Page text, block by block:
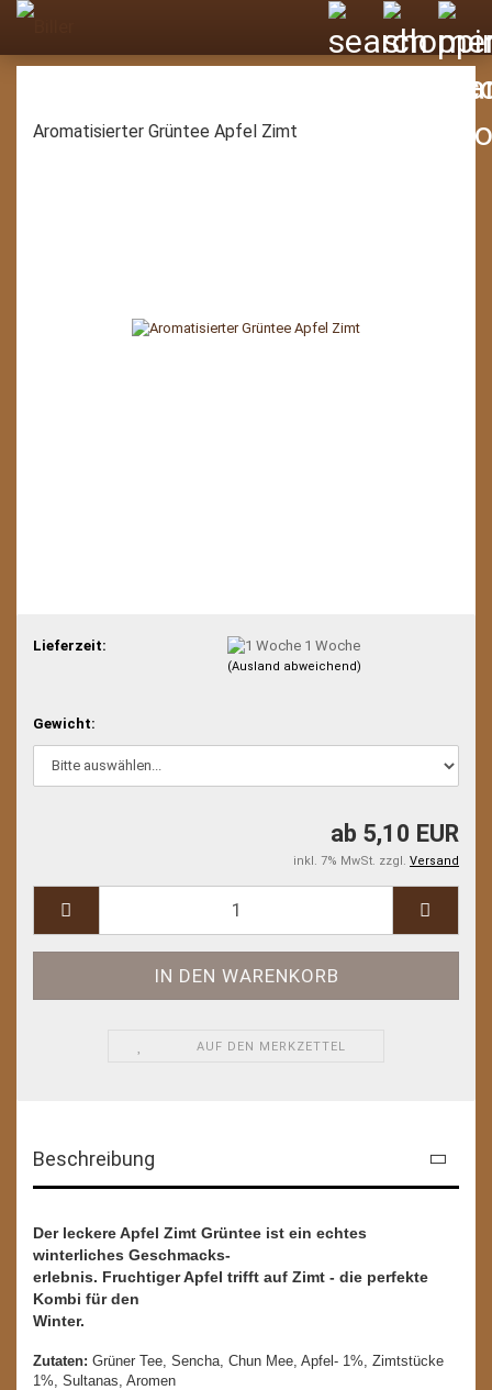
Aromatisierter Grüntee Apfel Zimt
Lieferzeit: 1 Woche
(Ausland abweichend)
Gewicht:
ab 5,10 EUR
inkl. 7% MwSt. zzgl. Versand
AUF DEN MERKZETTEL
Beschreibung
Der leckere Apfel Zimt Grüntee ist ein echtes
winterliches Geschmacks-
erlebnis. Fruchtiger Apfel trifft auf Zimt - die perfekte
Kombi für den
Winter.
Zutaten: Grüner Tee, Sencha, Chun Mee, Apfel- 1%, Zimtstücke
1%, Sultanas, Aromen